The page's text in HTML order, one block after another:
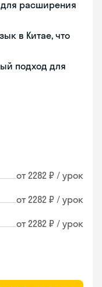
расширения
в Китае, что
подход для
от 2282 ₽ / урок
от 2282 ₽ / урок
от 2282 ₽ / урок